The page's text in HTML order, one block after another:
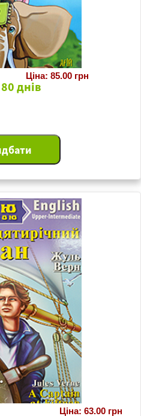
днів
Ціна: 85.00 грн
Ціна: 63.00 грн